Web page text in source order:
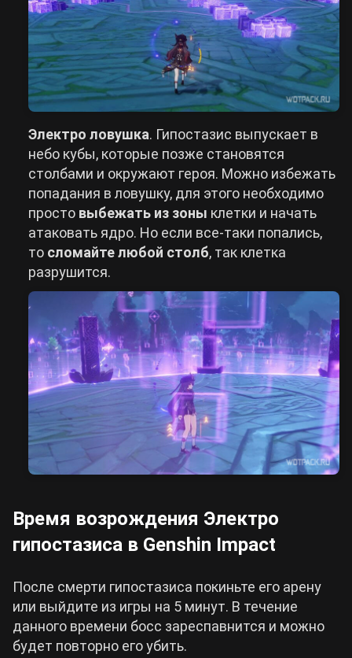
Электро ловушка. Гипостазис выпускает в
небо кубы, которые позже становятся
столбами и окружают героя. Можно избежать
попадания в ловушку, для этого необходимо
просто выбежать из зоны клетки и начать
атаковать ядро. Но если все-таки попались,
то сломайте любой столб, так клетка
разрушится.
Время возрождения Электро
гипостазиса в Genshin Impact
После смерти гипостазиса покиньте его арену
или выйдите из игры на 5 минут. В течение
данного времени босс зареспавнится и можно
будет повторно его убить.